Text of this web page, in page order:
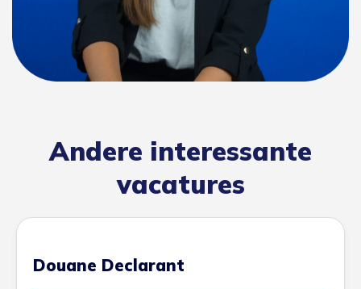
Andere interessante
vacatures
Douane Declarant